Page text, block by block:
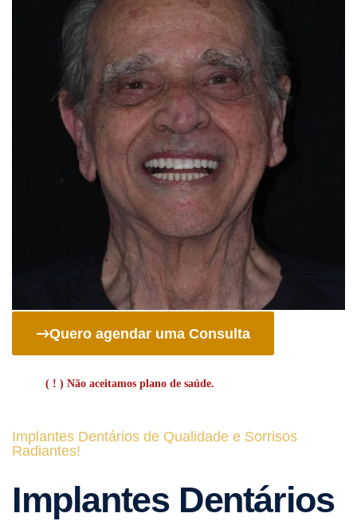
Quero agendar uma Consulta
( ! ) Não aceitamos plano de saúde.
Implantes Dentários de Qualidade e Sorrisos
Radiantes!
Implantes Dentários